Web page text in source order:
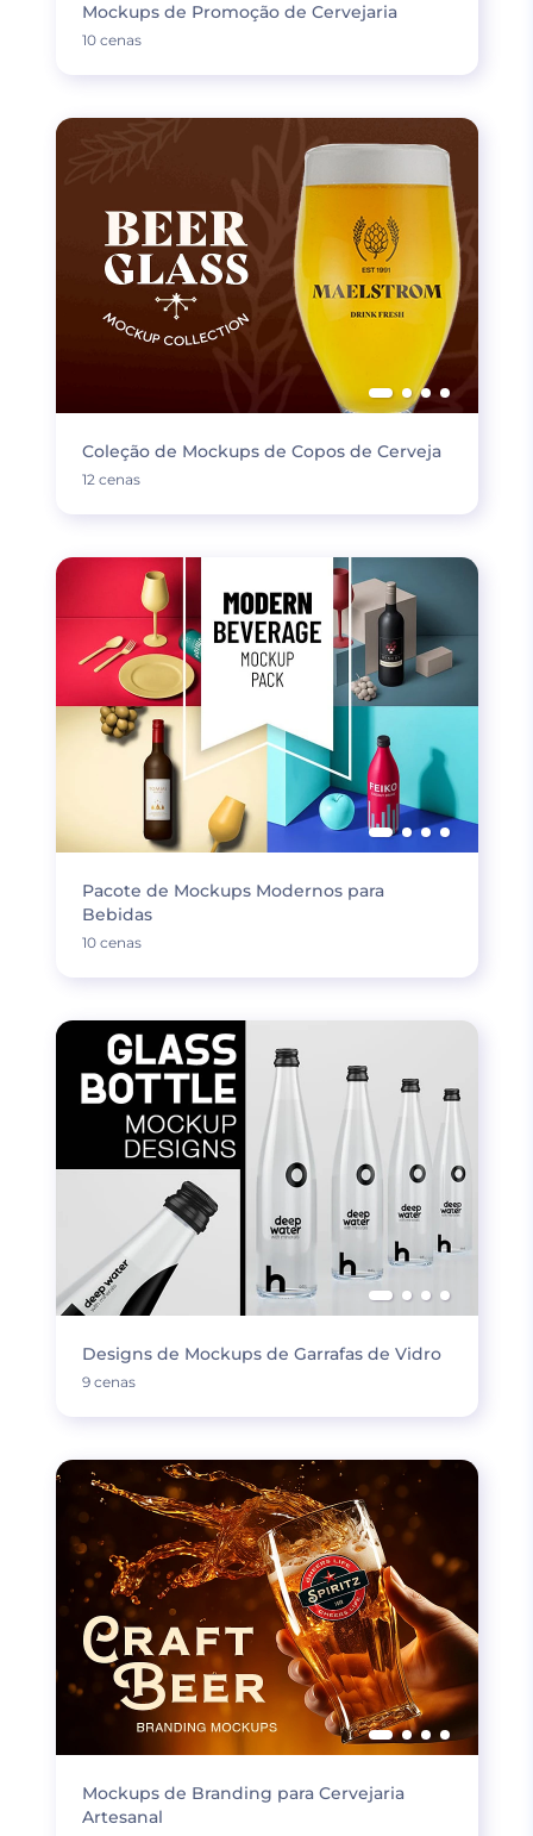
Mockups de Promoção de Cervejaria
10 cenas
Coleção de Mockups de Copos de Cerveja
12 cenas
Pacote de Mockups Modernos para
Bebidas
10 cenas
Designs de Mockups de Garrafas de Vidro
9 cenas
Mockups de Branding para Cervejaria
Artesanal